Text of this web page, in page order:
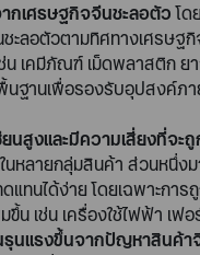
กเศรษฐกิจจีนชะลอตัวโด
ะลอตัวตามทิศทางเศรษฐ
น เคมีภัณฑ์ เม็ดพลาสติก
ฐานเพื่อรองรับอุปสงค์ภา
สูงและมีความเสี่ยงที่จะ
นหลายกลุ่มสินค้า ส่วนหนึ่
แทนได้ง่าย โดยเฉพาะก
น เช่น เครื่องใช้ไฟฟ้า
นแรงขึ้นจากปัญหาสินค้า